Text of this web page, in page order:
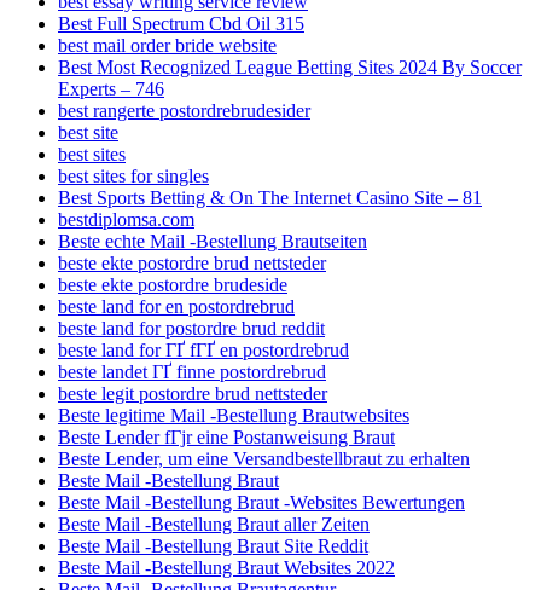
Best Full Spectrum Cbd Oil 315
best mail order bride website
Best Most Recognized League Betting Sites 2024 By Soccer
Experts – 746
best rangerte postordrebrudesider
best site
best sites
best sites for singles
Best Sports Betting & On The Internet Casino Site – 81
bestdiplomsa.com
Beste echte Mail -Bestellung Brautseiten
beste ekte postordre brud nettsteder
beste ekte postordre brudeside
beste land for en postordrebrud
beste land for postordre brud reddit
beste land for ГҐ fГҐ en postordrebrud
beste landet ГҐ finne postordrebrud
beste legit postordre brud nettsteder
Beste legitime Mail -Bestellung Brautwebsites
Beste Lender fГјr eine Postanweisung Braut
Beste Lender, um eine Versandbestellbraut zu erhalten
Beste Mail -Bestellung Braut
Beste Mail -Bestellung Braut -Websites Bewertungen
Beste Mail -Bestellung Braut aller Zeiten
Beste Mail -Bestellung Braut Site Reddit
Beste Mail -Bestellung Braut Websites 2022